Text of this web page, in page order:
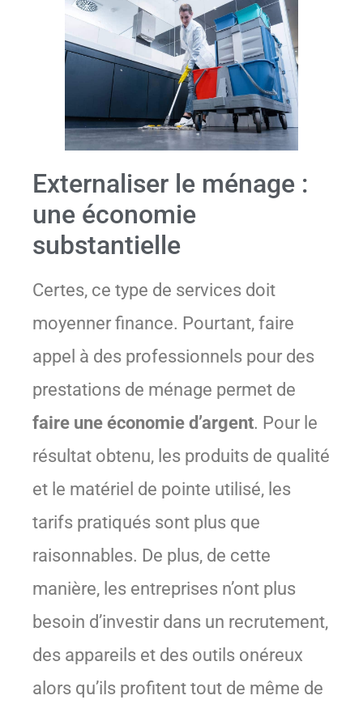
Externaliser le ménage :
une économie
substantielle
Certes, ce type de services doit
moyenner finance. Pourtant, faire
appel à des professionnels pour des
prestations de ménage permet de
faire une économie d’argent. Pour le
résultat obtenu, les produits de qualité
et le matériel de pointe utilisé, les
tarifs pratiqués sont plus que
raisonnables. De plus, de cette
manière, les entreprises n’ont plus
besoin d’investir dans un recrutement,
des appareils et des outils onéreux
alors qu’ils profitent tout de même de